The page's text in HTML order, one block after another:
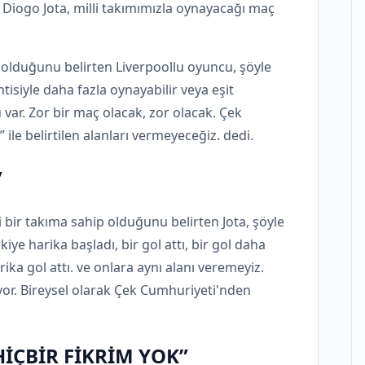
Jota, milli takımımızla oynayacağı maç
belirten Liverpoollu oyuncu, şöyle
daha fazla oynayabilir veya eşit
Zor bir maç olacak, zor olacak. Çek
belirtilen alanları vermeyeceğiz. dedi.
takıma sahip olduğunu belirten Jota, şöyle
harika başladı, bir gol attı, bir gol daha
gol attı. ve onlara aynı alanı veremeyiz.
Bireysel olarak Çek Cumhuriyeti'nden
FİKRİM YOK”